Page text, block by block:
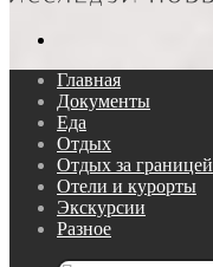
Главная
Документы
Еда
Отдых
Отдых за границей
Отели и курорты
Экскурсии
Разное